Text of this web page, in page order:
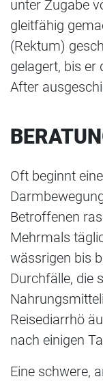
unter Zugabe
gleitfähig
(Rektum)
gelagert, bis er
After
Oft beginnt
Betroffenen
Mehrmals
wässrigen bis
Durchfälle, die
Reisediarrhö
nach einigen
Eine schwere,